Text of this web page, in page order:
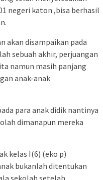
negeri katon ,bisa berhasil
akan disampaikan pada
sebuah akhir, perjuangan
namun masih panjang
anak-anak
para anak didik nantinya
dimanapun mereka
kelas I(6) (eko p)
bukanlah ditentukan